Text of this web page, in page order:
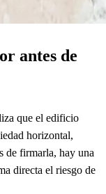
antes de
que el edificio
horizontal,
de firmarla, hay una
directa el riesgo de